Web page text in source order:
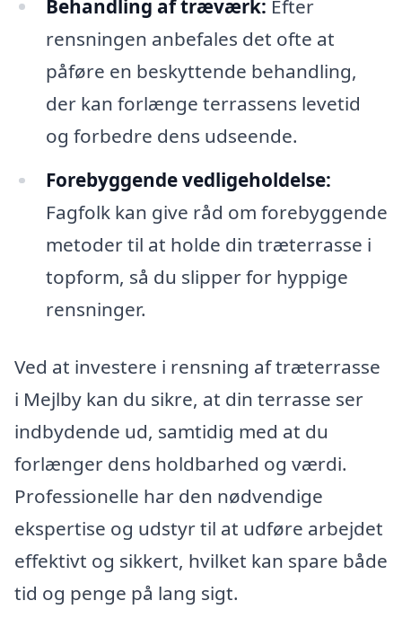
Behandling af træværk: Efter
rensningen anbefales det ofte at
påføre en beskyttende behandling,
der kan forlænge terrassens levetid
og forbedre dens udseende.
Forebyggende vedligeholdelse:
Fagfolk kan give råd om forebyggende
metoder til at holde din træterrasse i
topform, så du slipper for hyppige
rensninger.
Ved at investere i rensning af træterrasse
i Mejlby kan du sikre, at din terrasse ser
indbydende ud, samtidig med at du
forlænger dens holdbarhed og værdi.
Professionelle har den nødvendige
ekspertise og udstyr til at udføre arbejdet
effektivt og sikkert, hvilket kan spare både
tid og penge på lang sigt.